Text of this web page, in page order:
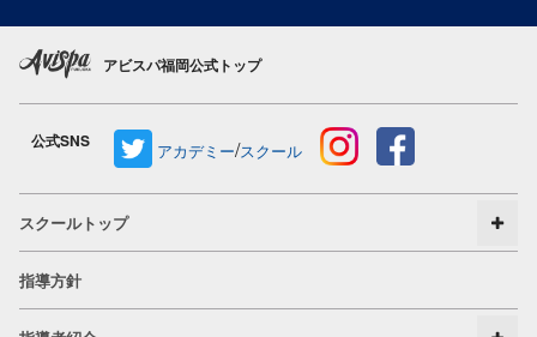
アビスパ福岡公式トップ
公式SNS アカデミー/スクール
スクールトップ
指導方針